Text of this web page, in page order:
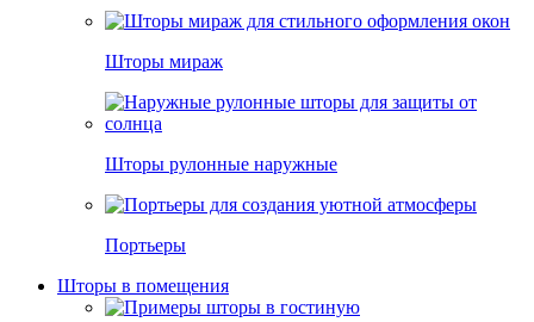
Шторы мираж
Шторы рулонные наружные
Портьеры
Шторы в помещения